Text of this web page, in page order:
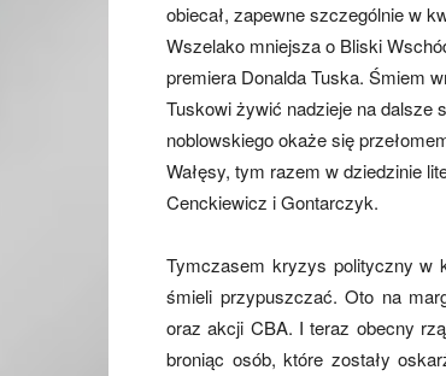
obiecał, zapewne szczególnie w
Wszelako mniejsza o Bliski
premiera Donalda Tuska. Śmiem
Tuskowi żywić nadzieje na dalsze
noblowskiego okaże się
Wałęsy, tym razem w dziedzinie
Cenckiewicz i Gontarczyk.
Tymczasem kryzys polityczny w
śmieli przypuszczać. Oto na
oraz akcji CBA. I teraz obecny
broniąc osób, które zostały